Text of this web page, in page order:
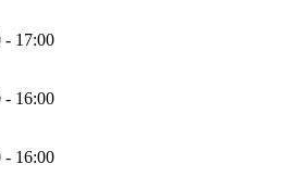
- 17:00
- 16:00
- 16:00